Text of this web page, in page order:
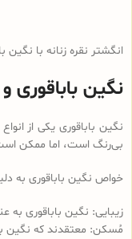
انگشتر نقره زنانه با
نگین
نگین باباقوری یکی از
بی‌رنگ است، اما ممکن
خواص نگین باباقوری به
زیبایی: نگین باباقوری
مُسکن: معتقدند که نگین